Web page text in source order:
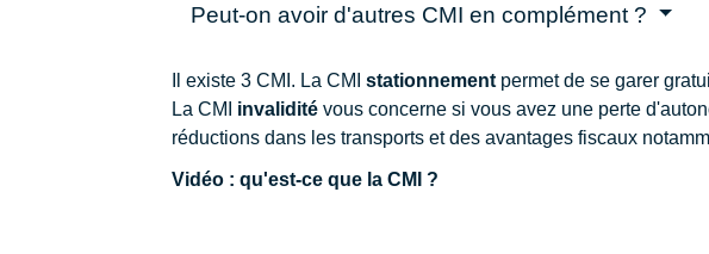
Peut-on avoir d'autres CMI en complément ?
Il existe 3 CMI. La CMIstationnement permet de se garer
La CMI invalidité vous concerne si vous avez une perte
réductions dans les transports et des avantages fiscaux
Vidéo : qu'est-ce que la CMI ?